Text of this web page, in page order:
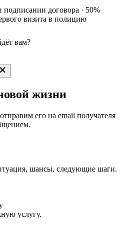
подписании договора · 50%
визита в полицию
вам?
жизни
его на email получателя
шансы, следующие шаги.
услугу.